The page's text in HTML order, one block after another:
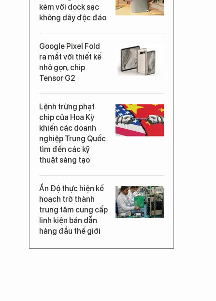
kèm với dock sạc
không dây độc đáo
Google Pixel Fold
ra mắt với thiết kế
nhỏ gọn, chip
Tensor G2
Lệnh trừng phạt
chip của Hoa Kỳ
khiến các doanh
nghiệp Trung Quốc
tìm đến các kỹ
thuật sáng tạo
Ấn Độ thực hiện kế
hoạch trở thành
trung tâm cung cấp
linh kiện bán dẫn
hàng đầu thế giới